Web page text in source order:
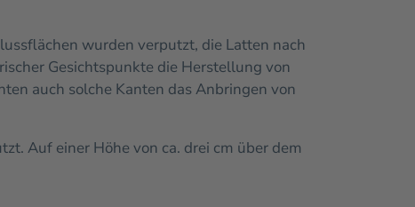
wurden verputzt, die Latten nach
Gesichtspunkte die Herstellung von
auch solche Kanten das Anbringen von
Auf einer Höhe von ca. drei cm über dem